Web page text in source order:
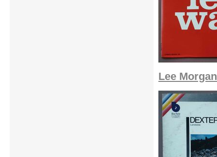
Lee